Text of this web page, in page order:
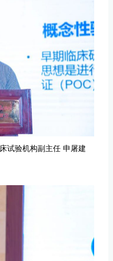
试验机构副主任 申屠建